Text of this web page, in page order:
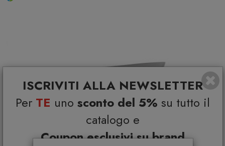
ISCRIVITI ALLA NEWSLETTER
Per TE uno sconto del 5% su tutto il
catalogo e
Coupon esclusivi su brand